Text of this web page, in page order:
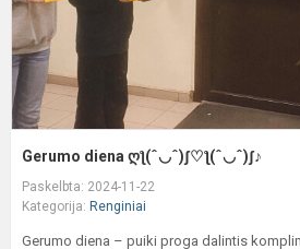
Gerumo diena ღƪ(ˆ◡ˆ)ʃ♡ƪ(ˆ◡ˆ)ʃ♪
Paskelbta: 2024-11-22
Kategorija: Renginiai
Gerumo diena – puiki proga dalintis